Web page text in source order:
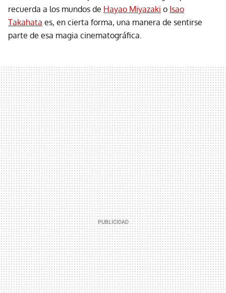
recuerda a los mundos de Hayao Miyazaki o Isao
Takahata es, en cierta forma, una manera de sentirse
parte de esa magia cinematográfica.